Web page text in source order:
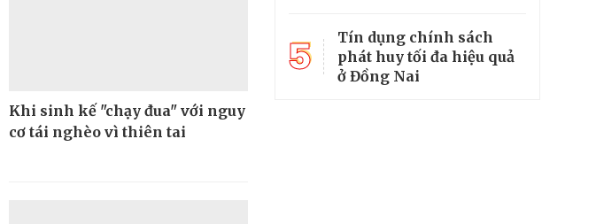
Khi sinh kế "chạy đua" với nguy
cơ tái nghèo vì thiên tai
5
Tín dụng chính sách
phát huy tối đa hiệu quả
ở Đồng Nai